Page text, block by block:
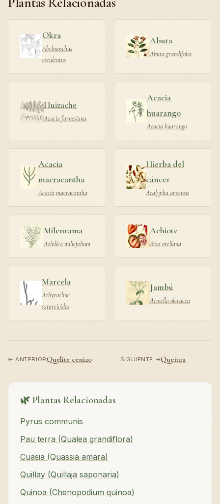
Okra
Abelmoschus
esculentus
Abuta
Abuta grandifolia
Huizache
Acacia farnesiana
Acacia
huarango
Acacia huarango
Acacia
macracantha
Acacia macracantha
Hierba del
cáncer
Acalypha arvensis
Milenrama
Achillea millefolium
Achiote
Bixa orellana
Marcela
Achyrocline
satureioides
Jambú
Acmella oleracea
← ANTERIORQuelite cenizo SIGUIENTE →Queñua
🌿 Plantas Relacionadas
Pyrus communis
Pau terra (Qualea grandiflora)
Cuasia (Quassia amara)
Quillay (Quillaja saponaria)
Quinoa (Chenopodium quinoa)